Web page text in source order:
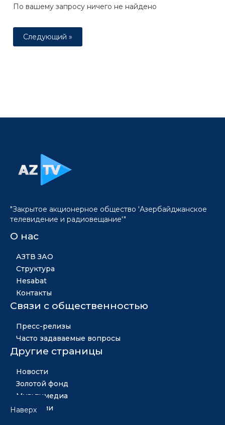
По вашему запросу ничего не найдено
Следующий »
"Закрытое акционерное общество 'Азербайджанское
телевидение и радиовещание'"
О нас
АЗТВ ЗАО
Структура
Hesabat
Контакты
Связи с общественностью
Пресс-релизы
Часто задаваемые вопросы
Другие страницы
Новости
Золотой фонд
Мультимедиа
Вакансии
Наверх